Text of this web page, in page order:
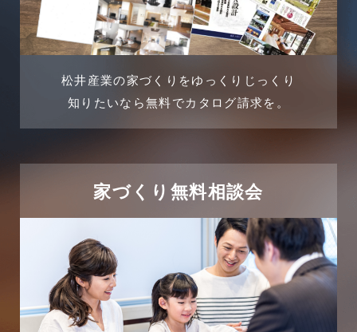
土地活用事例
売買物件
太陽光発電活用事例
市民リフォームサービス
店舗・テナント施工事例
2024年5月
2024年4月
2024年2月
2023年12月
2023年11月
2023年10月
松井産業の家づくりをゆっくりじっくり
知りたいなら無料でカタログ請求を。
家づくり無料相談会